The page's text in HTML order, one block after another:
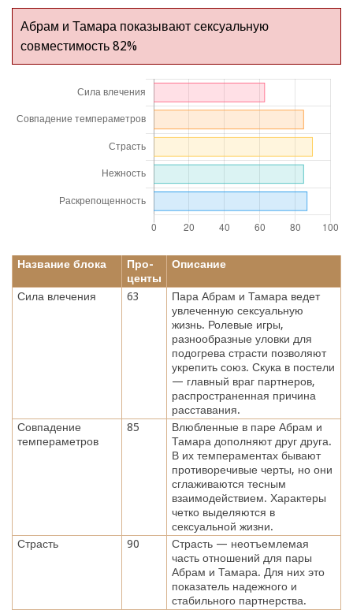
Абрам и Тамара показывают сексуальную
совместимость 82%
Название блока
Про-
центы
Описание
Сила влечения 63
Пара Абрам и Тамара ведет
увлеченную сексуальную
жизнь. Ролевые игры,
разнообразные уловки для
подогрева страсти позволяют
укрепить союз. Скука в постели
— главный враг партнеров,
распространенная причина
расставания.
Совпадение
темпераметров
85
Влюбленные в паре Абрам и
Тамара дополняют друг друга.
В их темпераментах бывают
противоречивые черты, но они
сглаживаются тесным
взаимодействием. Характеры
четко выделяются в
сексуальной жизни.
Страсть
90
Страсть — неотъемлемая
часть отношений для пары
Абрам и Тамара. Для них это
показатель надежного и
стабильного партнерства.